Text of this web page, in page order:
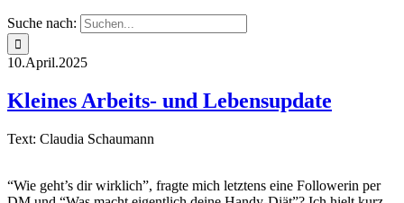
Suche nach:
10.April.2025
Kleines Arbeits- und Lebensupdate
Text: Claudia Schaumann
“Wie geht’s dir wirklich”, fragte mich letztens eine Followerin per